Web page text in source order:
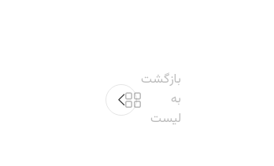
بازگشت
به
لیست